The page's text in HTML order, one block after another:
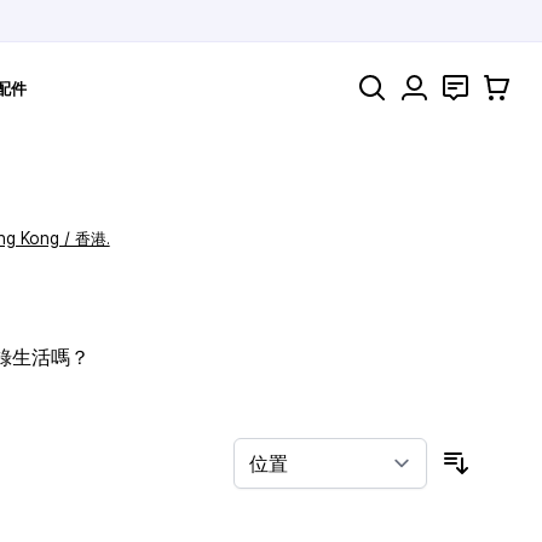
件 搜索 聯絡 購物車
Kong / 香港.
生活嗎？